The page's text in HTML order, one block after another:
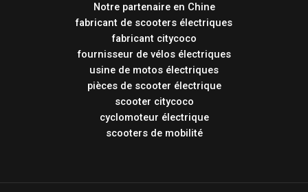
Notre partenaire en Chine
fabricant de scooters électriques
fabricant citycoco
fournisseur de vélos électriques
usine de motos électriques
pièces de scooter électrique
scooter citycoco
cyclomoteur électrique
scooters de mobilité